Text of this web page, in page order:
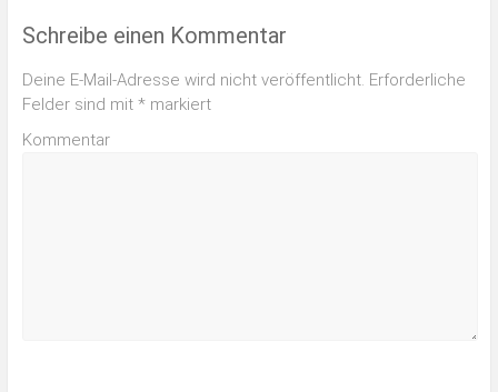
Schreibe einen Kommentar
Deine E-Mail-Adresse wird nicht veröffentlicht. Erforderliche
Felder sind mit *markiert
Kommentar